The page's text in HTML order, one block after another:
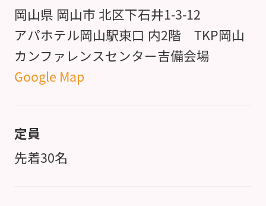
岡山県 岡山市 北区下石井1-3-12
アパホテル岡山駅東口 内2階 TKP岡山
カンファレンスセンター吉備会場
Google Map
定員
先着30名